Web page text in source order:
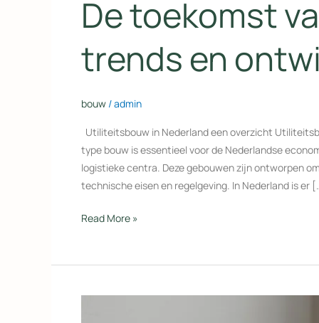
De toekomst
trends en
bouw /admin
Utiliteitsbouw in Nederland een overzicht
type bouw is essentieel voor de Nederlandse
logistieke centra. Deze gebouwen zijn ontworpen
technische eisen en regelgeving. In Nederland is er
Read More »